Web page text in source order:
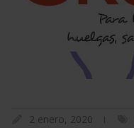
2 enero, 2020